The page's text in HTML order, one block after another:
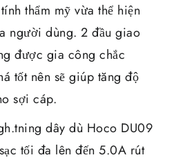
thẩm mỹ vừa thể hiện
người dùng. 2 đầu giao
được gia công chắc
tốt nên sẽ giúp tăng độ
sợi cáp.
dây dù Hoco DU09
tối đa lên đến 5.0A rút